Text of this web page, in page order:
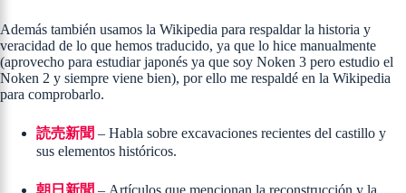
Además también usamos la Wikipedia para respaldar la historia y
veracidad de lo que hemos traducido, ya que lo hice manualmente
(aprovecho para estudiar japonés ya que soy Noken 3 pero estudio el
Noken 2 y siempre viene bien), por ello me respaldé en la Wikipedia
para comprobarlo.
読売新聞 – Habla sobre excavaciones recientes del castillo y
sus elementos históricos.
朝日新聞 – Artículos que mencionan la reconstrucción y la